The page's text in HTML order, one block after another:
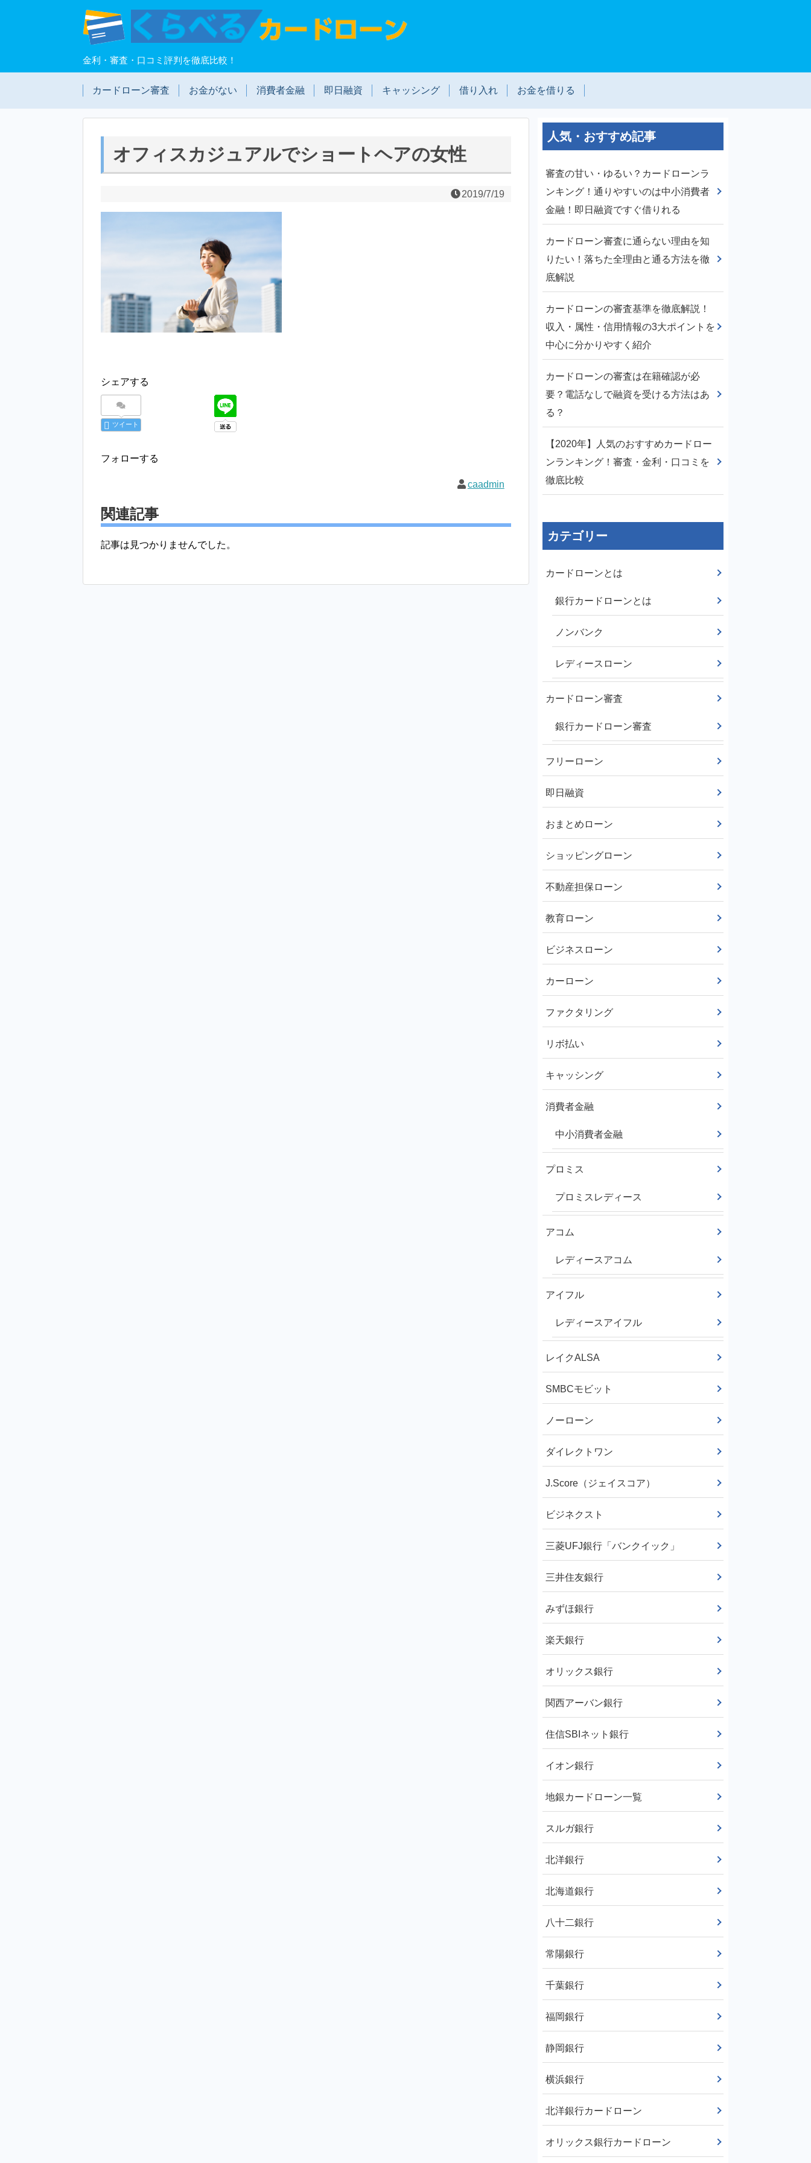
金利・審査・口コミ評判を徹底比較！
カードローン審査 お金がない 消費者金融 即日融資 キャッシング 借り入れ お金を借りる
オフィスカジュアルでショートヘアの女性
2019/7/19
シェアする
ツイート
フォローする
caadmin
関連記事
記事は見つかりませんでした。
人気・おすすめ記事
審査の甘い・ゆるい？カードローンラ
ンキング！通りやすいのは中小消費者
金融！即日融資ですぐ借りれる
カードローン審査に通らない理由を知
りたい！落ちた全理由と通る方法を徹
底解説
カードローンの審査基準を徹底解説！
収入・属性・信用情報の3大ポイントを
中心に分かりやすく紹介
カードローンの審査は在籍確認が必
要？電話なしで融資を受ける方法はあ
る？
【2020年】人気のおすすめカードロー
ンランキング！審査・金利・口コミを
徹底比較
カテゴリー
カードローンとは
銀行カードローンとは
ノンバンク
レディースローン
カードローン審査
銀行カードローン審査
フリーローン
即日融資
おまとめローン
ショッピングローン
不動産担保ローン
教育ローン
ビジネスローン
カーローン
ファクタリング
リボ払い
キャッシング
消費者金融
中小消費者金融
プロミス
プロミスレディース
アコム
レディースアコム
アイフル
レディースアイフル
レイクALSA
SMBCモビット
ノーローン
ダイレクトワン
J.Score（ジェイスコア）
ビジネクスト
三菱UFJ銀行「バンクイック」
三井住友銀行
みずほ銀行
楽天銀行
オリックス銀行
関西アーバン銀行
住信SBIネット銀行
イオン銀行
地銀カードローン一覧
スルガ銀行
北洋銀行
北海道銀行
八十二銀行
常陽銀行
千葉銀行
福岡銀行
静岡銀行
横浜銀行
北洋銀行カードローン
オリックス銀行カードローン